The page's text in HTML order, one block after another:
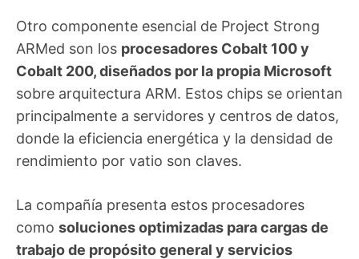
Otro componente esencial de Project Strong
ARMed son los procesadores Cobalt 100 y
Cobalt 200, diseñados por la propia Microsoft
sobre arquitectura ARM. Estos chips se orientan
principalmente a servidores y centros de datos,
donde la eficiencia energética y la densidad de
rendimiento por vatio son claves.
La compañía presenta estos procesadores
como soluciones optimizadas para cargas de
trabajo de propósito general y servicios